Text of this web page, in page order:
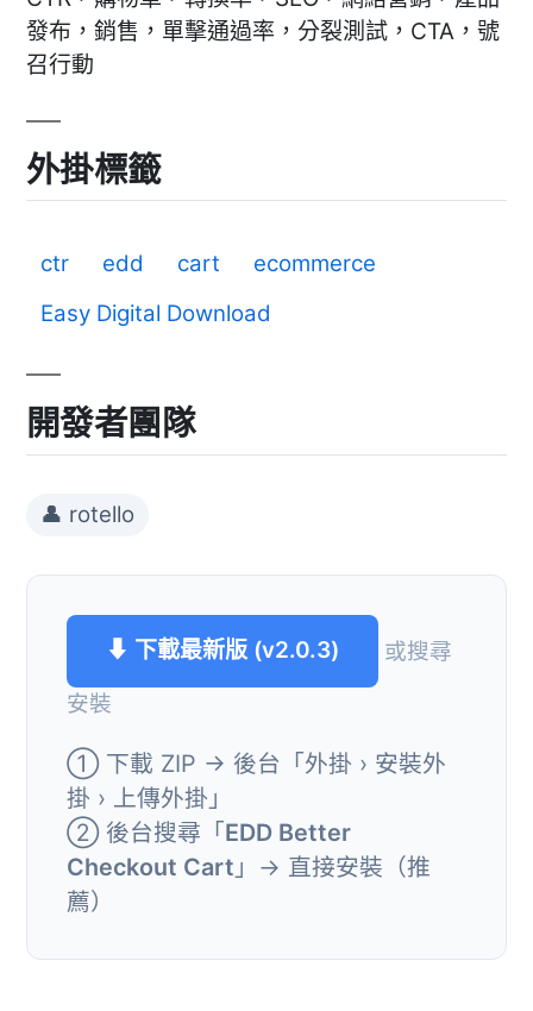
發布，銷售，單擊通過率，分裂測試，CTA，號
召行動
外掛標籤
ctr edd cart
ecommerce
Easy Digital Download
開發者團隊
👤 rotello
⬇ 下載最新版 (v2.0.3)
或搜尋
安裝
① 下載 ZIP → 後台「外掛 › 安裝外
掛 › 上傳外掛」
② 後台搜尋「EDD Better
Checkout Cart 」→ 直接安裝（推
薦）